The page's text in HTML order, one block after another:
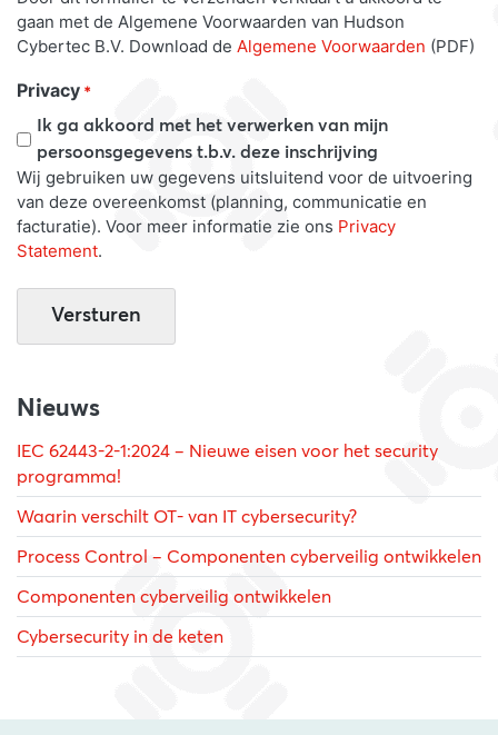
gaan met de Algemene Voorwaarden van Hudson
Cybertec B.V. Download de Algemene Voorwaarden (PDF)
Privacy *
Ik ga akkoord met het verwerken van mijn
persoonsgegevens t.b.v. deze inschrijving
Wij gebruiken uw gegevens uitsluitend voor de uitvoering
van deze overeenkomst (planning, communicatie en
facturatie). Voor meer informatie zie ons Privacy
Statement.
Nieuws
IEC 62443-2-1:2024 – Nieuwe eisen voor het security
programma!
Waarin verschilt OT- van IT cybersecurity?
Process Control – Componenten cyberveilig ontwikkelen
Componenten cyberveilig ontwikkelen
Cybersecurity in de keten